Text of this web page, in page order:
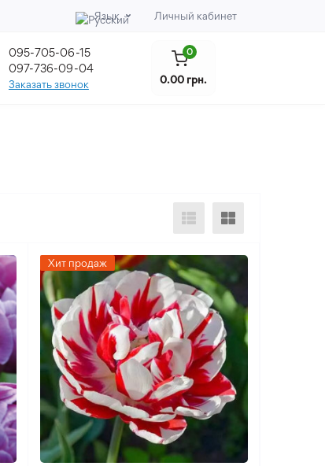
Язык Личный кабинет
095-705-06-15
097-736-09-04
Заказать звонок
0
0.00 грн.
Хит продаж